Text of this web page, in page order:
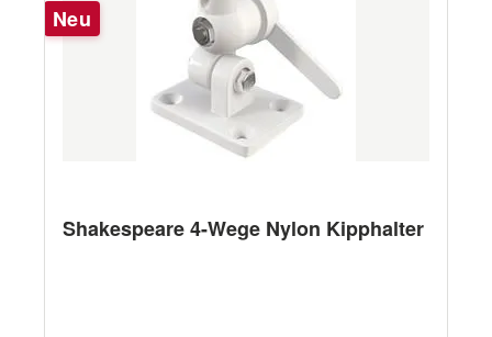
Neu
Shakespeare 4-Wege Nylon Kipphalter